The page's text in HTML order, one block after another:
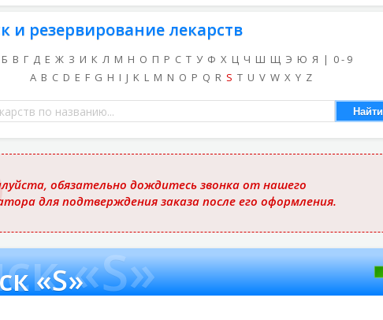
и резервирование лекарств
Б В Г Д Е Ж З И К Л М Н О П Р С Т У Ф Х Ц Ч Ш Щ Э Ю Я | 0 - 9
A B C D E F G H I J K L M N O P Q R S T U V W X Y Z
Найти
обязательно дождитесь звонка от нашего
для подтверждения заказа после его оформления.
«S»
«S»